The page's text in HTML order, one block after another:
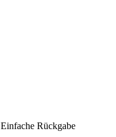
Einfache Rückgabe